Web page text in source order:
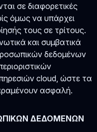
σε διαφορετικές
όμως να υπάρχει
τους σε τρίτους.
και συμβατικά
δεδομένων
cloud, ώστε τα
ασφαλή.
ΔΕΔΟΜΕΝΩΝ